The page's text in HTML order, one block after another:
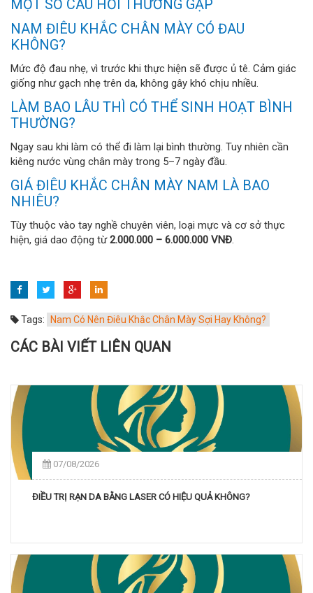
MỘT SỐ CÂU HỎI THƯỜNG GẶP
NAM ĐIÊU KHẮC CHÂN MÀY CÓ ĐAU
KHÔNG?
Mức độ đau nhẹ, vì trước khi thực hiện sẽ được ủ tê. Cảm giác
giống như gạch nhẹ trên da, không gây khó chịu nhiều.
LÀM BAO LÂU THÌ CÓ THỂ SINH HOẠT BÌNH
THƯỜNG?
Ngay sau khi làm có thể đi làm lại bình thường. Tuy nhiên cần
kiêng nước vùng chân mày trong 5–7 ngày đầu.
GIÁ ĐIÊU KHẮC CHÂN MÀY NAM LÀ BAO
NHIÊU?
Tùy thuộc vào tay nghề chuyên viên, loại mực và cơ sở thực
hiện, giá dao động từ2.000.000 – 6.000.000 VNĐ
Tags: Nam Có Nên Điêu Khắc Chân Mày Sợi Hay Không?
CÁC BÀI VIẾT LIÊN QUAN
07/08/2026
ĐIỀU TRỊ RẠN DA BẰNG LASER CÓ HIỆU QUẢ KHÔNG?